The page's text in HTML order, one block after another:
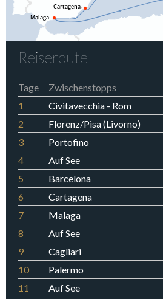
Reiseroute
Tage Zwischenstopps
1
Civitavecchia - Rom
2
Florenz/Pisa (Livorno)
3
Portofino
4
Auf See
5
Barcelona
6
Cartagena
7
Malaga
8
Auf See
9
Cagliari
10
Palermo
11
Auf See